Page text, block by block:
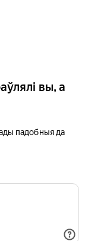
вы, а
падобныя да